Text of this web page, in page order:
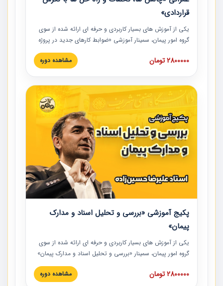
قراردادی»
یکی از آموزش‏‏‏‏‏‏ های بسیار کاربردی و حرفه‏ ای ارائه شده از سوی
گروه امور پیمان، سمینار آموزشی «ضوابط کارهای جدید در پروژه
های عمرانی» چالش ها، تخلفات و راه حل ها با نگرش قراردادی
است که در محل سندیکای شرکت های ساختمانی کشور ارائه شد.
مدارک پیمان به همراه تجربیات عملی ارائه شده است.
2800000 تومان مشاهده دوره
پکیج آموزشی «بررسی و تحلیل اسناد و مدارک
پیمان»
یکی از آموزش‏‏‏‏‏‏ های بسیار کاربردی و حرفه‏ ای ارائه شده از سوی
گروه امور پیمان، سمینار «بررسی و تحلیل اسناد و مدارک پیمان»
است که در دانشگاه صنعتی شریف ارائه شد. در این آموزش
نکات کلیدی مربوط به اسناد و مدارک پیمان، اولویت بندی اسناد
2800000 تومان مشاهده دوره